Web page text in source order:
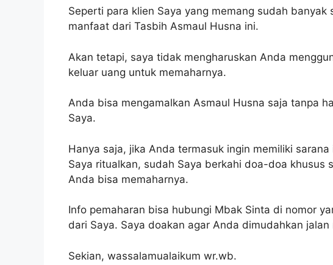
Seperti para klien Saya yang memang sudah banyak
manfaat dari Tasbih Asmaul Husna ini.
Akan tetapi, saya tidak mengharuskan Anda
keluar uang untuk memaharnya.
Anda bisa mengamalkan Asmaul Husna saja tanpa
Saya.
Hanya saja, jika Anda termasuk ingin memiliki
Saya ritualkan, sudah Saya berkahi doa-doa khusus
Anda bisa memaharnya.
Info pemaharan bisa hubungi Mbak Sinta di nomor
dari Saya. Saya doakan agar Anda dimudahkan jalan
Sekian, wassalamualaikum wr.wb.